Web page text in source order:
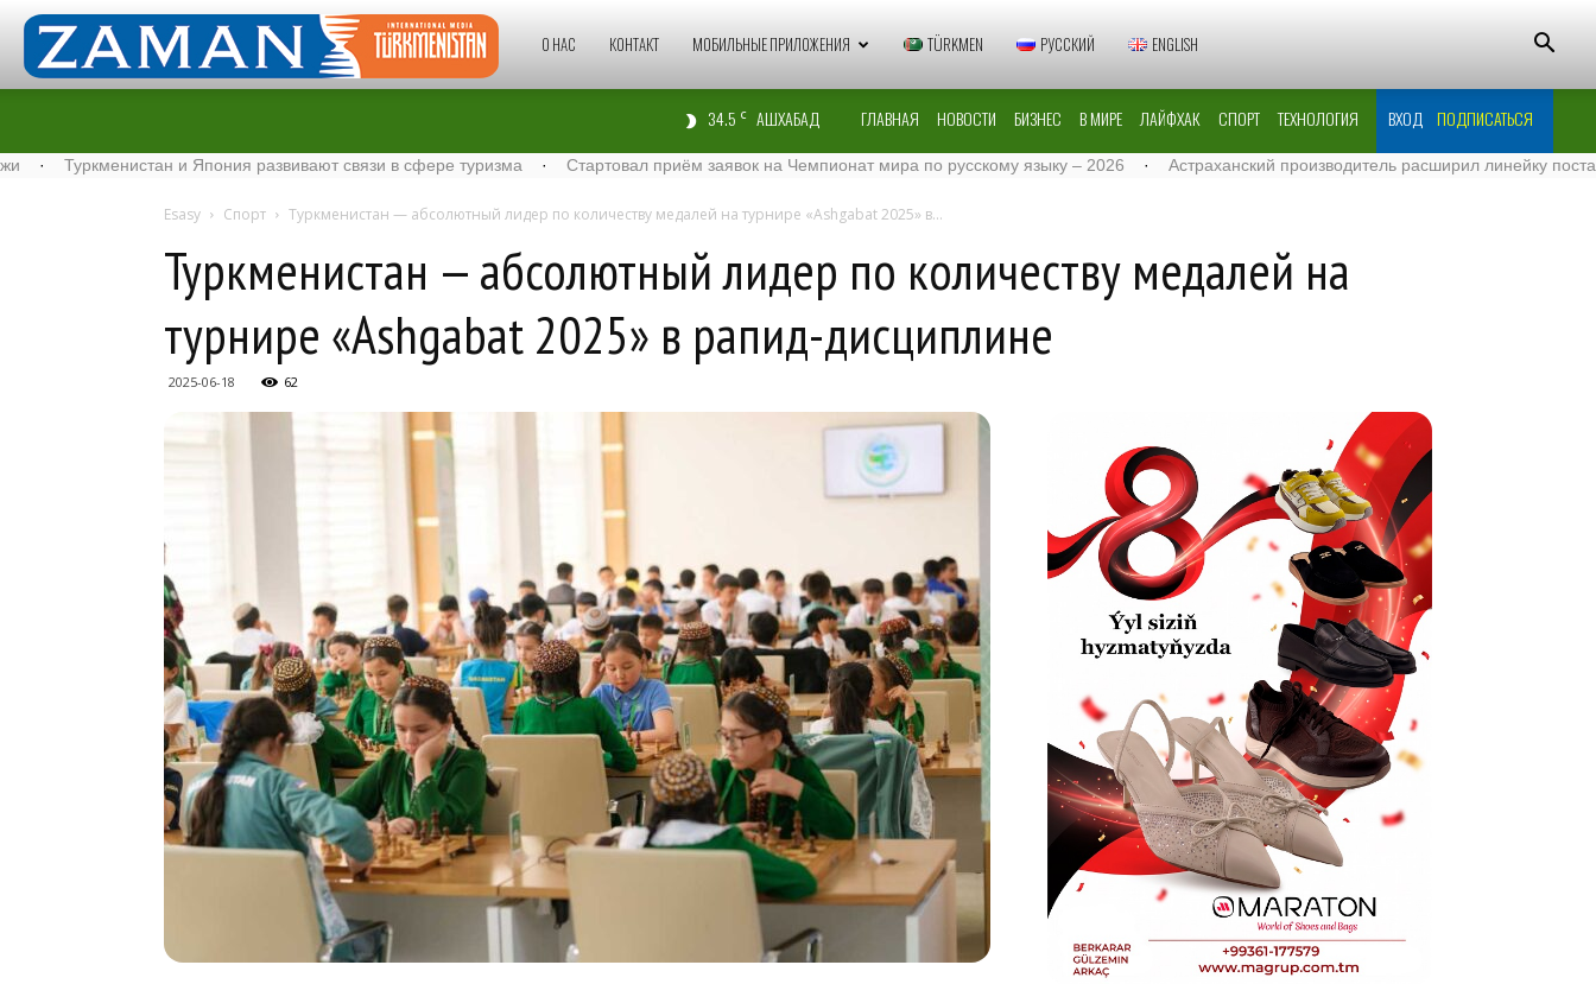
Zaman
О НАС КОНТАКТ МОБИЛЬНЫЕ ПРИЛОЖЕНИЯ TÜRKMEN РУССКИЙ ENGLISH
34.5 C АШХАБАД ГЛАВНАЯ НОВОСТИ БИЗНЕС В МИРЕ ЛАЙФХАК СПОРТ ТЕХНОЛОГИЯ ВХОД ПОДПИСАТЬСЯ
и Япония развивают связи в сфере туризма · Стартовал приём заявок на Чемпионат мира по русскому языку – 2026 · Астраханский производитель расширил линейку поставок муки в
Esasy Спорт Туркменистан — абсолютный лидер по количеству медалей на турнире «Ashgabat 2025» в...
Туркменистан — абсолютный лидер по количеству медалей на
турнире «Ashgabat 2025» в рапид-дисциплине
2025-06-18 62